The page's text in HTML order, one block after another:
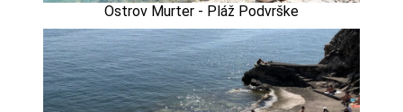
Ostrov Murter - Pláž Podvrške